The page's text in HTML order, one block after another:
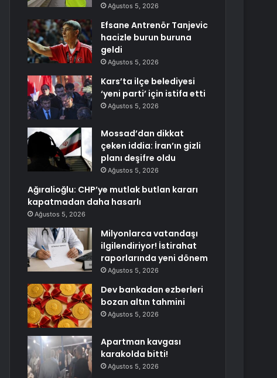
Ağustos 5, 2026
Efsane Antrenör Tanjevic
hacizle burun buruna
geldi
Ağustos 5, 2026
Kars’ta ilçe belediyesi
‘yeni parti’ için istifa etti
Ağustos 5, 2026
Mossad’dan dikkat
çeken iddia: İran’ın gizli
planı deşifre oldu
Ağustos 5, 2026
Ağıralioğlu: CHP’ye mutlak butlan kararı
kapatmadan daha hasarlı
Ağustos 5, 2026
Milyonlarca vatandaşı
ilgilendiriyor! İstirahat
raporlarında yeni dönem
Ağustos 5, 2026
Dev bankadan ezberleri
bozan altın tahmini
Ağustos 5, 2026
Apartman kavgası
karakolda bitti!
Ağustos 5, 2026